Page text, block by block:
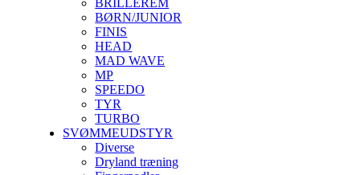
BRILLEREM
BØRN/JUNIOR
FINIS
HEAD
MAD WAVE
MP
SPEEDO
TYR
TURBO
SVØMMEUDSTYR
Diverse
Dryland træning